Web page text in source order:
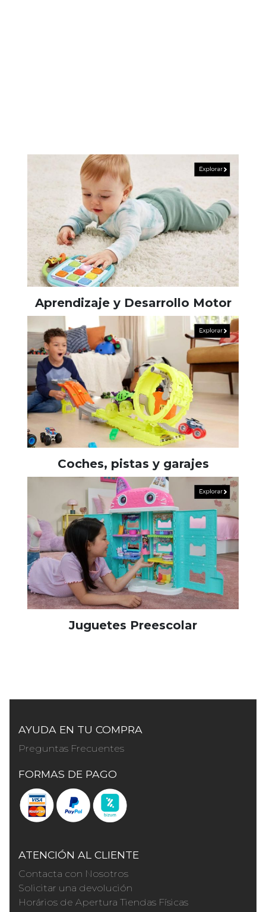
Aprendizaje y Desarrollo Motor
Coches, pistas y garajes
Juguetes Preescolar
AYUDA EN TU COMPRA
Preguntas Frecuentes
FORMAS DE PAGO
ATENCIÓN AL CLIENTE
Contacta con Nosotros
Solicitar una devolución
Horários de Apertura Tiendas Físicas